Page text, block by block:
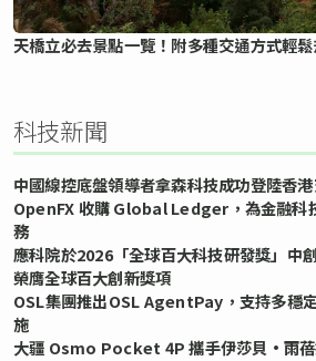
天橋立必去景點一覽！附多種交通方式輕
科技新聞
中國線控底盤領導者拿森科技成功登陸香
OpenFX 收購 Global Ledger，為金融科
務
應科院於2026「全球百大科技研發獎」中
榮膺全球百大創新獎項
OSL集團推出OSL AgentPay，支持多穩
施
大疆 Osmo Pocket 4P 攜手伊莎貝•雨蓓